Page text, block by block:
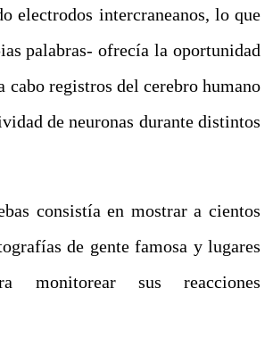
electrodos intercraneanos, lo que
palabras- ofrecía la oportunidad
cabo registros del cerebro humano
de neuronas durante distintos
consistía en mostrar a cientos
de gente famosa y lugares
monitorear sus reacciones